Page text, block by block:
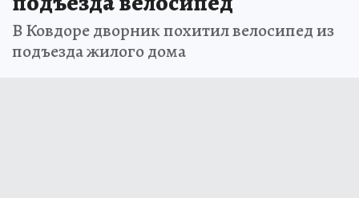
В Ковдоре дворник похитил велосипед из
подъезда жилого дома